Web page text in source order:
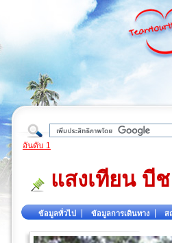
อันดับ 1
แสงเทียน บี
ข้อมูลทั่วไป ข้อมูลการเดินทาง ส